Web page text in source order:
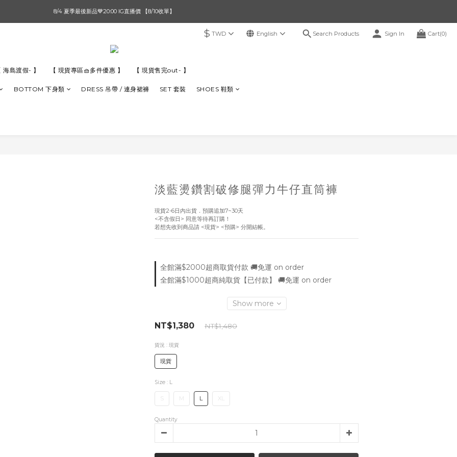
單筆滿$1000【先付款】 / 滿$2000【超取付款】 🚚免運費
8/4 夏季最後新品💙20:00 IG直播價 【8/10收單】
$ TWD English Search Products Sign In Cart(0)
海島渡假- 】 【 現貨專區🧺多件優惠 】 【 現貨售完out- 】
BOTTOM 下身類 DRESS 吊帶 / 連身裙褲 SET 套裝 SHOES 鞋類
淡藍燙鑽割破修腿彈力牛仔直筒褲
現貨2-6日內出貨．預購追加7~30天
<不含假日> 同意等待再訂購！
若想先收到商品請 <現貨> <預購> 分開結帳。
全館滿$2000超商取貨付款 🚚免運 on order
全館滿$1000超商純取貨【已付款】 🚚免運 on order
Show more
NT$1,380 NT$1,480
貨況 : 現貨
現貨
Size : L
M L XL
Quantity